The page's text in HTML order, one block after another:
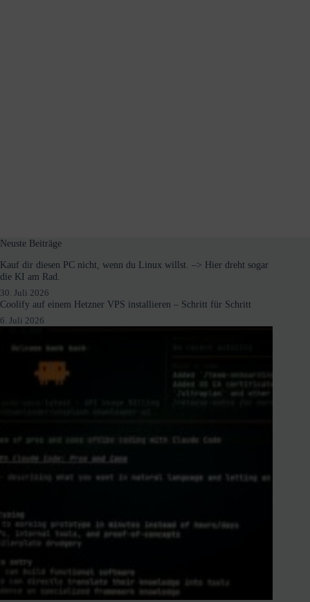
Neuste Beiträge
Kauf dir diesen PC nicht, wenn du Linux willst. –> Hier dreht sogar
die KI am Rad.
30. Juli 2026
Coolify auf einem Hetzner VPS installieren – Schritt für Schritt
6. Juli 2026